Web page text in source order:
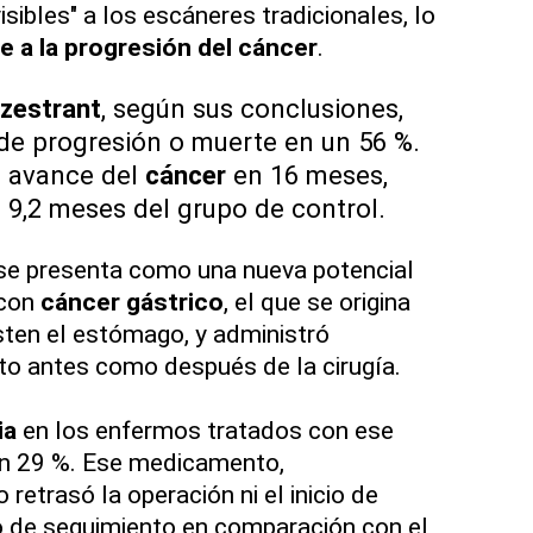
a los escáneres tradicionales, lo
a la progresión del cáncer.
, según sus conclusiones,
progresión o muerte en un 56 %.
del cánceren 16 meses,
meses del grupo de control.
presenta como una nueva potencial
cáncer gástrico, el que se origina
el estómago, y administró
antes como después de la cirugía.
en los enfermos tratados con ese
29 %. Ese medicamento,
retrasó la operación ni el inicio de
seguimiento en comparación con el